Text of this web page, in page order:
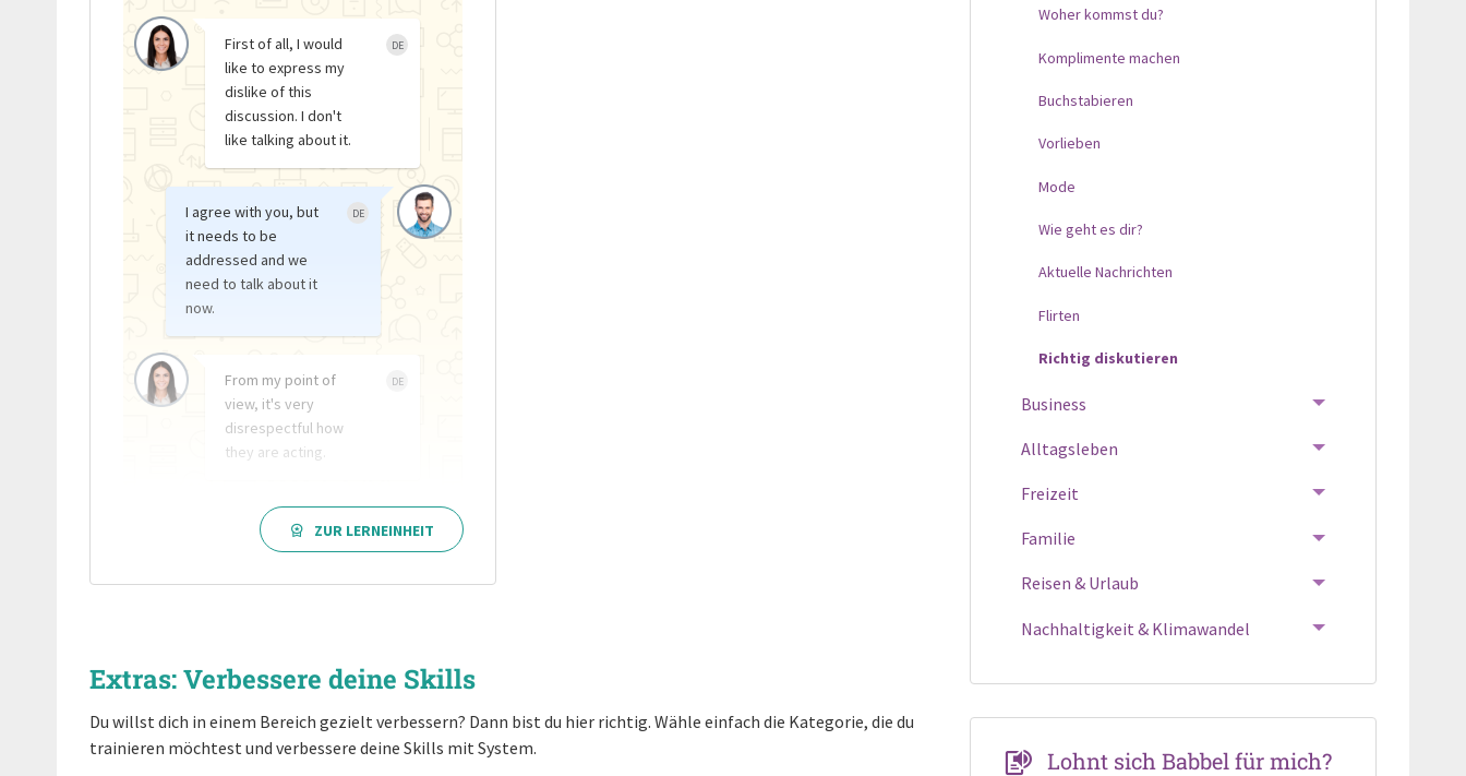
First of all, I would
like to express my
dislike of this
discussion. I don't
like talking about it.
DE
I agree with you, but
it needs to be
addressed and we
need to talk about it
now.
DE
From my point of
view, it's very
disrespectful how
they are acting.
DE
ZUR LERNEINHEIT
Extras: Verbessere deine Skills
Du willst dich in einem Bereich gezielt verbessern? Dann bist du hier richtig. Wähle einfach die Kategorie, die du
trainieren möchtest und verbessere deine Skills mit System.
Woher kommst du?
Komplimente machen
Buchstabieren
Vorlieben
Mode
Wie geht es dir?
Aktuelle Nachrichten
Flirten
Richtig diskutieren
Business
Alltagsleben
Freizeit
Familie
Reisen & Urlaub
Nachhaltigkeit & Klimawandel
Lohnt sich Babbel für mich?